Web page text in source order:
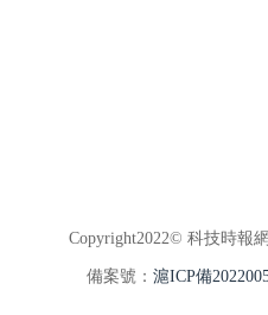
Copyright2022© 科技時報
備案號： 滬ICP備